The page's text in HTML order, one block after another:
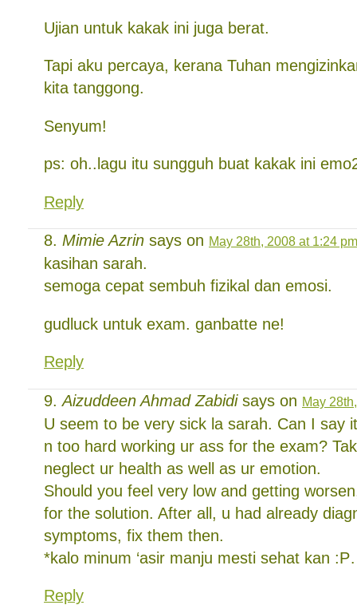
Ujian untuk kakak ini juga berat.
Tapi aku percaya, kerana Tuhan
kita tanggong.
Senyum!
ps: oh..lagu itu sungguh buat kakak ini
Reply
Mimie Azrin says on May 28th, 2008 at 1:24 pm
kasihan sarah.
semoga cepat sembuh fizikal dan emosi.
gudluck untuk exam. ganbatte ne!
Reply
Aizuddeen Ahmad Zabidisays on May
U seem to be very sick la sarah. Can I say
n too hard working ur ass for the exam?
neglect ur health as well as ur emotion.
Should you feel very low and getting
for the solution. After all, u had already
symptoms, fix them then.
*kalo minum ‘asir manju mesti sehat kan
Reply